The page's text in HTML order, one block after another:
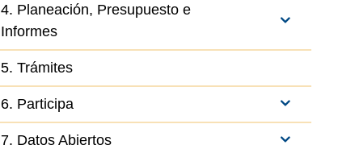
4. Planeación, Presupuesto e
Informes
5. Trámites
6. Participa
7. Datos Abiertos